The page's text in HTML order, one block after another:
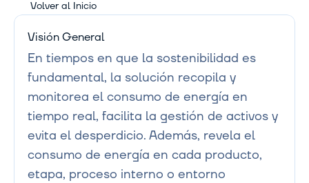
Volver al Inicio
Visión General
En tiempos en que la sostenibilidad es
fundamental, la solución recopila y
monitorea el consumo de energía en
tiempo real, facilita la gestión de activos y
evita el desperdicio. Además, revela el
consumo de energía en cada producto,
etapa, proceso interno o entorno